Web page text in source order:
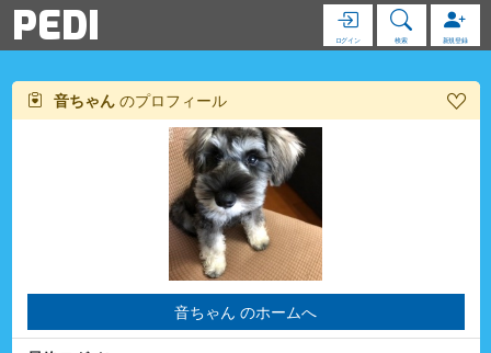
PEDI ログイン 検索 新規登録
音ちゃん のプロフィール
音ちゃん のホームへ